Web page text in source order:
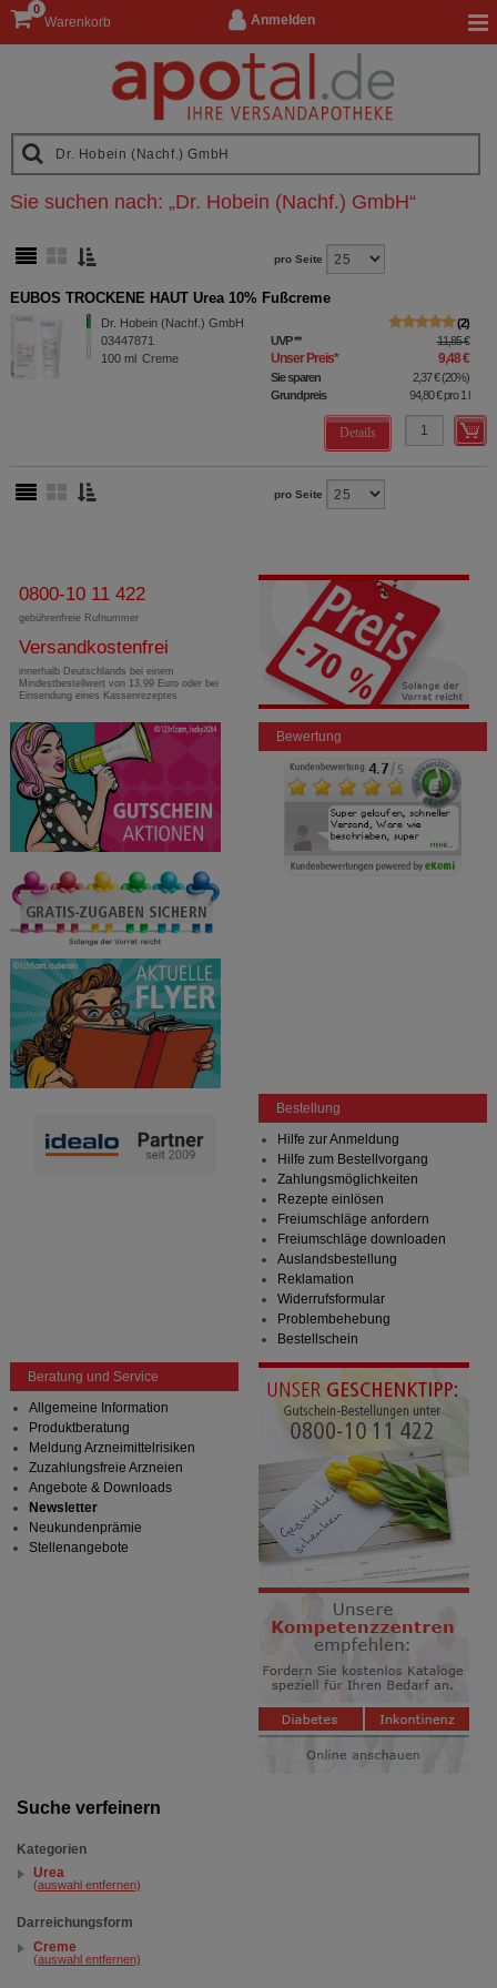
Anmelden
Warenkorb
0
Suche verfeinern
Kategorien
Urea
(auswahl entfernen)
Darreichungsform
Creme
(auswahl entfernen)
Sie suchen nach: „Dr. Hobein (Nachf.) GmbH“
pro Seite
EUBOS TROCKENE HAUT Urea 10% Fußcreme
Dr. Hobein (Nachf.) GmbH
03447871
100 ml Creme
2
UVP** 11,85 €
Unser Preis* 9,48 €
Sie sparen 2,37 €(20%)
Grundpreis
94,80 €pro 1 l
Details
pro Seite
0800-10 11 422
gebührenfreie Rufnummer
Versandkostenfrei
innerhalb Deutschlands bei einem
Mindestbestellwert von 13,99 Euro oder bei
Einsendung eines Kassenrezeptes
Bewertung
Bestellung
Hilfe zur Anmeldung
Hilfe zum Bestellvorgang
Zahlungsmöglichkeiten
Rezepte einlösen
Freiumschläge anfordern
Freiumschläge downloaden
Auslandsbestellung
Reklamation
Widerrufsformular
Problembehebung
Bestellschein
Beratung und Service
Allgemeine Information
Produktberatung
Meldung Arzneimittelrisiken
Zuzahlungsfreie Arzneien
Angebote & Downloads
Newsletter
Neukundenprämie
Stellenangebote